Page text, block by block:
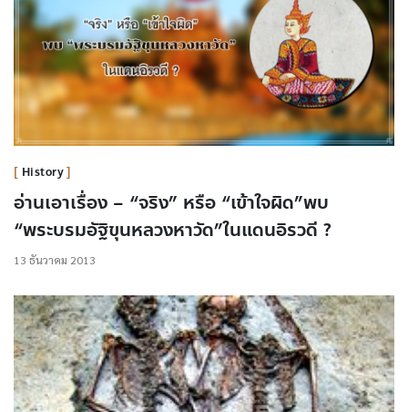
History
อ่านเอาเรื่อง – “จริง” หรือ “เข้าใจผิด”พบ
“พระบรมอัฐิขุนหลวงหาวัด”ในแดนอิรวดี ?
13 ธันวาคม 2013